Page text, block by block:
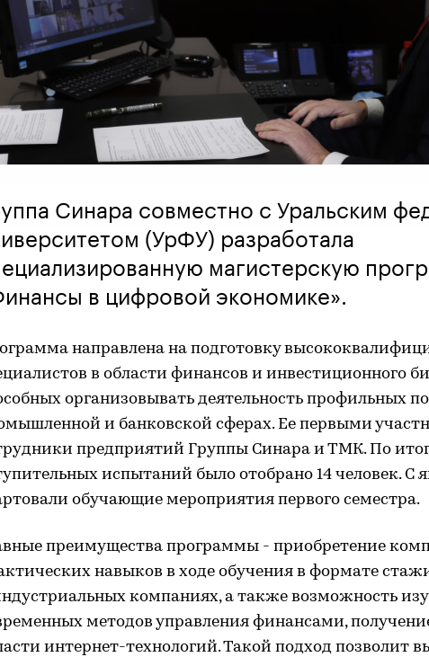
Синара совместно с Уральским
(УрФУ) разработала
магистерскую
в цифровой экономике».
направлена на подготовку
в области финансов и инвестиционного
организовывать деятельность профильных
и банковской сферах. Ее первыми
предприятий Группы Синара и ТМК. По
испытаний было отобрано 14 человек. С
обучающие мероприятия первого семестра.
преимущества программы - приобретение
навыков в ходе обучения в формате
компаниях, а также возможность
методов управления финансами,
интернет-технологий. Такой подход позволит